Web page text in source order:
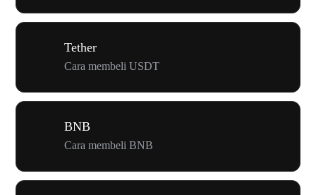
Tether
Cara membeli USDT
BNB
Cara membeli BNB